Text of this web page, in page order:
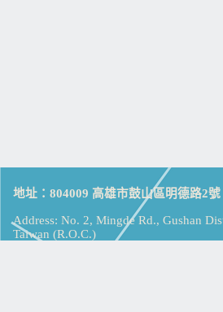
地址：804009 高雄市鼓山區明德路2號
Address: No. 2, Mingde Rd., Gushan
Taiwan (R.O.C.)